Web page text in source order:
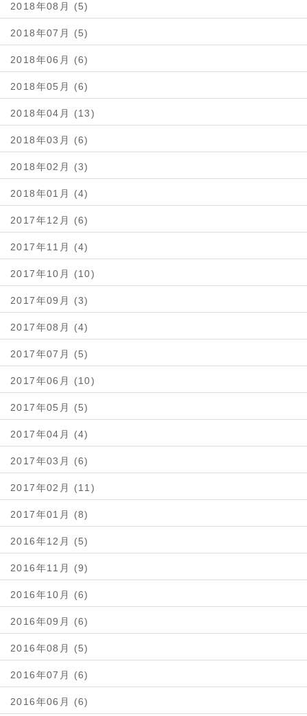
2018年08月 (5)
2018年07月 (5)
2018年06月 (6)
2018年05月 (6)
2018年04月 (13)
2018年03月 (6)
2018年02月 (3)
2018年01月 (4)
2017年12月 (6)
2017年11月 (4)
2017年10月 (10)
2017年09月 (3)
2017年08月 (4)
2017年07月 (5)
2017年06月 (10)
2017年05月 (5)
2017年04月 (4)
2017年03月 (6)
2017年02月 (11)
2017年01月 (8)
2016年12月 (5)
2016年11月 (9)
2016年10月 (6)
2016年09月 (6)
2016年08月 (5)
2016年07月 (6)
2016年06月 (6)